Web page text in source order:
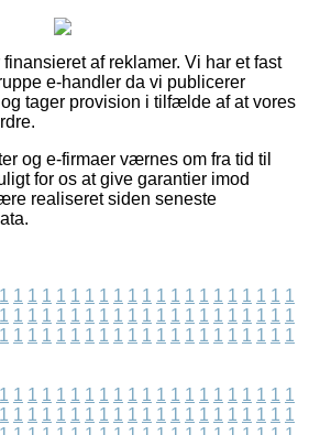
af reklamer. Vi har et fast
e-handler da vi publicerer
tager provision i tilfælde af at vores
og e-firmaer værnes om fra tid til
for os at give garantier imod
realiseret siden seneste
1 1 1 1 1 1 1 1 1 1 1 1 1 1 1 1 1 1 1 1 1
1 1 1 1 1 1 1 1 1 1 1 1 1 1 1 1 1 1 1 1 1
1 1 1 1 1 1 1 1 1 1 1 1 1 1 1 1 1 1 1 1 1
1 1 1 1 1 1 1 1 1 1 1 1 1 1 1 1 1 1 1 1 1
1 1 1 1 1 1 1 1 1 1 1 1 1 1 1 1 1 1 1 1 1